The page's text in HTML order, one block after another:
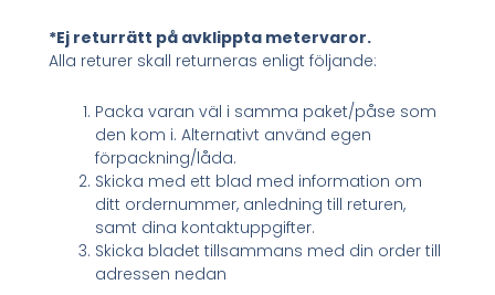
*Ej returrätt på avklippta metervaror.
Alla returer skall returneras enligt följande:
Packa varan väl i samma paket/påse som
den kom i. Alternativt använd egen
förpackning/låda.
Skicka med ett blad med information om
ditt ordernummer, anledning till returen,
samt dina kontaktuppgifter.
Skicka bladet tillsammans med din order till
adressen nedan